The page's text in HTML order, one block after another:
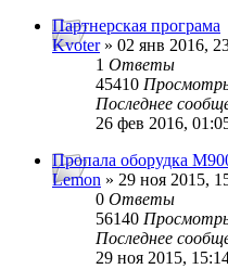
Партнерская програма
Kvoter» 02 янв 2016,
1 Ответы
45410
Последнее
26 фев 2016,
Пропала оборудка
Lemon » 29 ноя 2015,
0 Ответы
56140
Последнее
29 ноя 2015,